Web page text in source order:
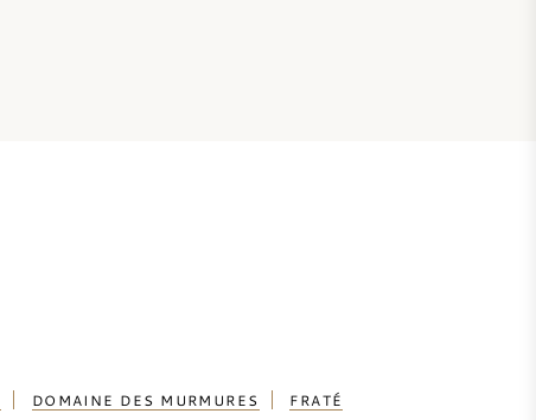
DOMAINE DES MURMURES FRATÉ